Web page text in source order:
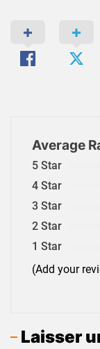
Average
5 Star
4 Star
3 Star
2 Star
1 Star
(Add your
Laisser